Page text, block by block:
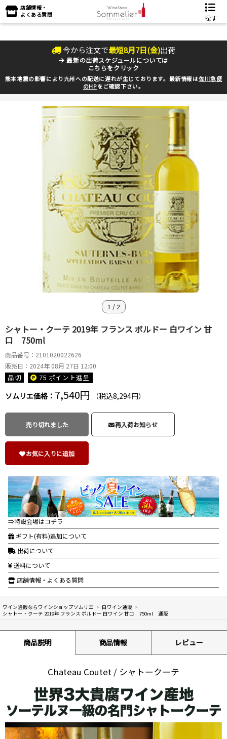
店舗情報・
よくある質問
探す
今から注文で最短8月7日(金)出荷
最新の出荷スケジュールについては
こちらをクリック
熊本地震の影響により九州への配送に遅れが生じております。最新情報は佐川急便
のHPをご確認下さい。
1 / 2
シャトー・クーテ 2019年 フランス ボルドー 白ワイン 甘
口 750ml
商品番号：2101020022626
販売日：2024年 08月 27日 12:00
品切 75 ポイント進呈
ソムリエ価格： 7,540円 （税込8,294円）
売り切れました 再入荷お知らせ
お気に入りに追加
⇒特設会場はコチラ
ギフト(有料)追加について
出荷について
送料について
店舗情報・よくある質問
ワイン通販ならワインショップソムリエ > 白ワイン通販 >
シャトー・クーテ 2019年 フランス ボルドー 白ワイン 甘口 750ml 通販
商品説明 商品情報 レビュー
Chateau Coutet / シャトークーテ